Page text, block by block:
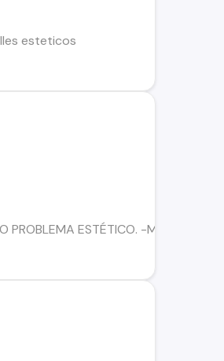
esteticos
ESTÉTICO. -MOTOR